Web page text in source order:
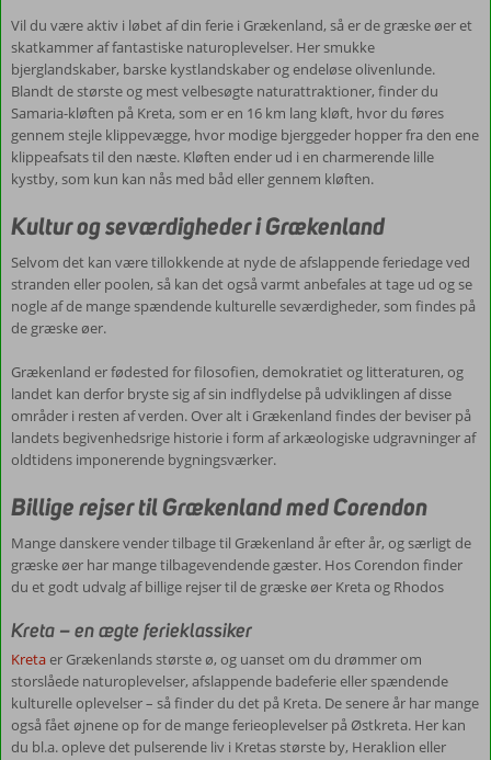
gennem
stejle
klippevægge,
hvor
modige
bjerggeder
hopper
fra
ene
klippeafsats
til
den
næste.
Kløften
ender
ud
i
en
charmerende
lille
kystby,
som
kun
kan
nås
båd
gennem
kløften.
Kultur
Vil du være aktiv i løbet af din ferie i Grækenland, så er de græske øer et
skatkammer af fantastiske naturoplevelser. Her smukke
bjerglandskaber, barske kystlandskaber og endeløse olivenlunde.
Blandt de største og mest velbesøgte naturattraktioner, finder du
Samaria-kløften på Kreta, som er en 16 km lang kløft, hvor du føres
gennem stejle klippevægge, hvor modige bjerggeder hopper fra den ene
klippeafsats til den næste. Kløften ender ud i en charmerende lille
kystby, som kun kan nås med båd eller gennem kløften.
Kultur og seværdigheder i Grækenland
Selvom det kan være tillokkende at nyde de afslappende feriedage ved
stranden eller poolen, så kan det også varmt anbefales at tage ud og se
nogle af de mange spændende kulturelle seværdigheder, som findes på
de græske øer.
Grækenland er fødested for filosofien, demokratiet og litteraturen, og
landet kan derfor bryste sig af sin indflydelse på udviklingen af disse
områder i resten af verden. Over alt i Grækenland findes der beviser på
landets begivenhedsrige historie i form af arkæologiske udgravninger af
oldtidens imponerende bygningsværker.
Billige rejser til Grækenland med Corendon
Mange danskere vender tilbage til Grækenland år efter år, og særligt de
græske øer har mange tilbagevendende gæster. Hos Corendon finder
du et godt udvalg af billige rejser til de græske øer Kreta og Rhodos
Kreta – en ægte ferieklassiker
Kretaer Grækenlands største ø, og uanset om du drømmer om
storslåede naturoplevelser, afslappende badeferie eller spændende
kulturelle oplevelser – så finder du det på Kreta. De senere år har mange
også fået øjnene op for de mange ferieoplevelser på Østkreta. Her kan
du bl.a. opleve det pulserende liv i Kretas største by, Heraklion eller